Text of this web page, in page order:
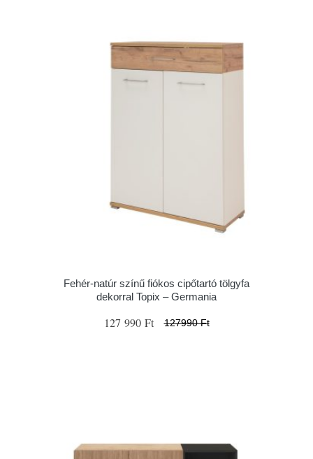
Fehér-natúr színű fiókos cipőtartó tölgyfa
dekorral Topix – Germania
127 990 Ft 127990 Ft